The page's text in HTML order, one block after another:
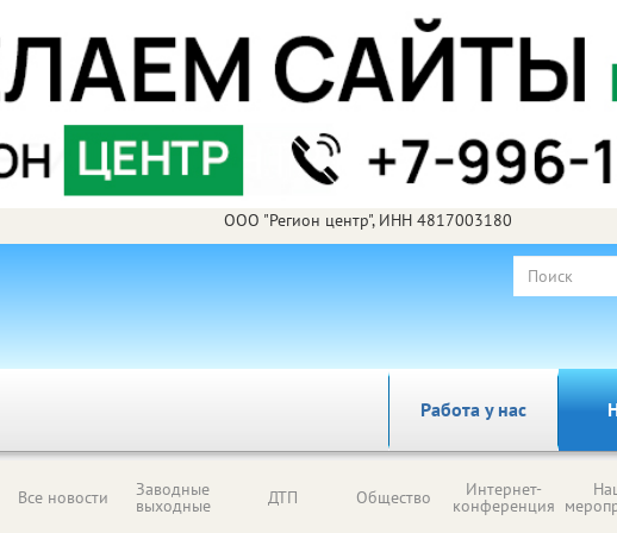
ООО "Регион центр", ИНН 4817003180
Работа у нас
Все новости Заводные
выходные ДТП Общество Интернет-
конференция